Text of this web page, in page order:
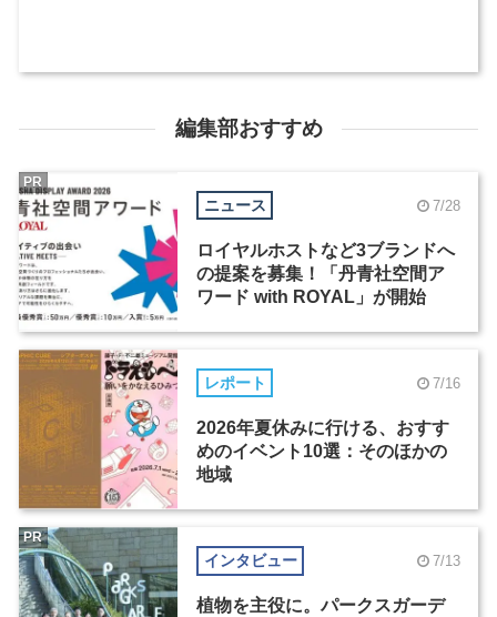
編集部おすすめ
ニュース 7/28
ロイヤルホストなど3ブランドへ
の提案を募集！「丹青社空間ア
ワード with ROYAL」が開始
PR
レポート 7/16
2026年夏休みに行ける、おすす
めのイベント10選：そのほかの
地域
インタビュー 7/13
植物を主役に。パークスガーデ
PR